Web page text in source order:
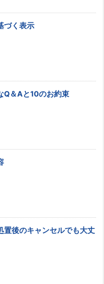
づく表示
Q＆Aと10のお約束
置後のキャンセルでも大丈